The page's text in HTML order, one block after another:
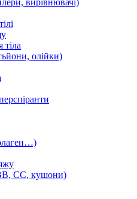
вирівнювачі)
тіла
олійки)
CC, кушони)